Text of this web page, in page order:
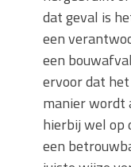
dat geval is
een
een
ervoor dat
manier wordt
hierbij wel op
een